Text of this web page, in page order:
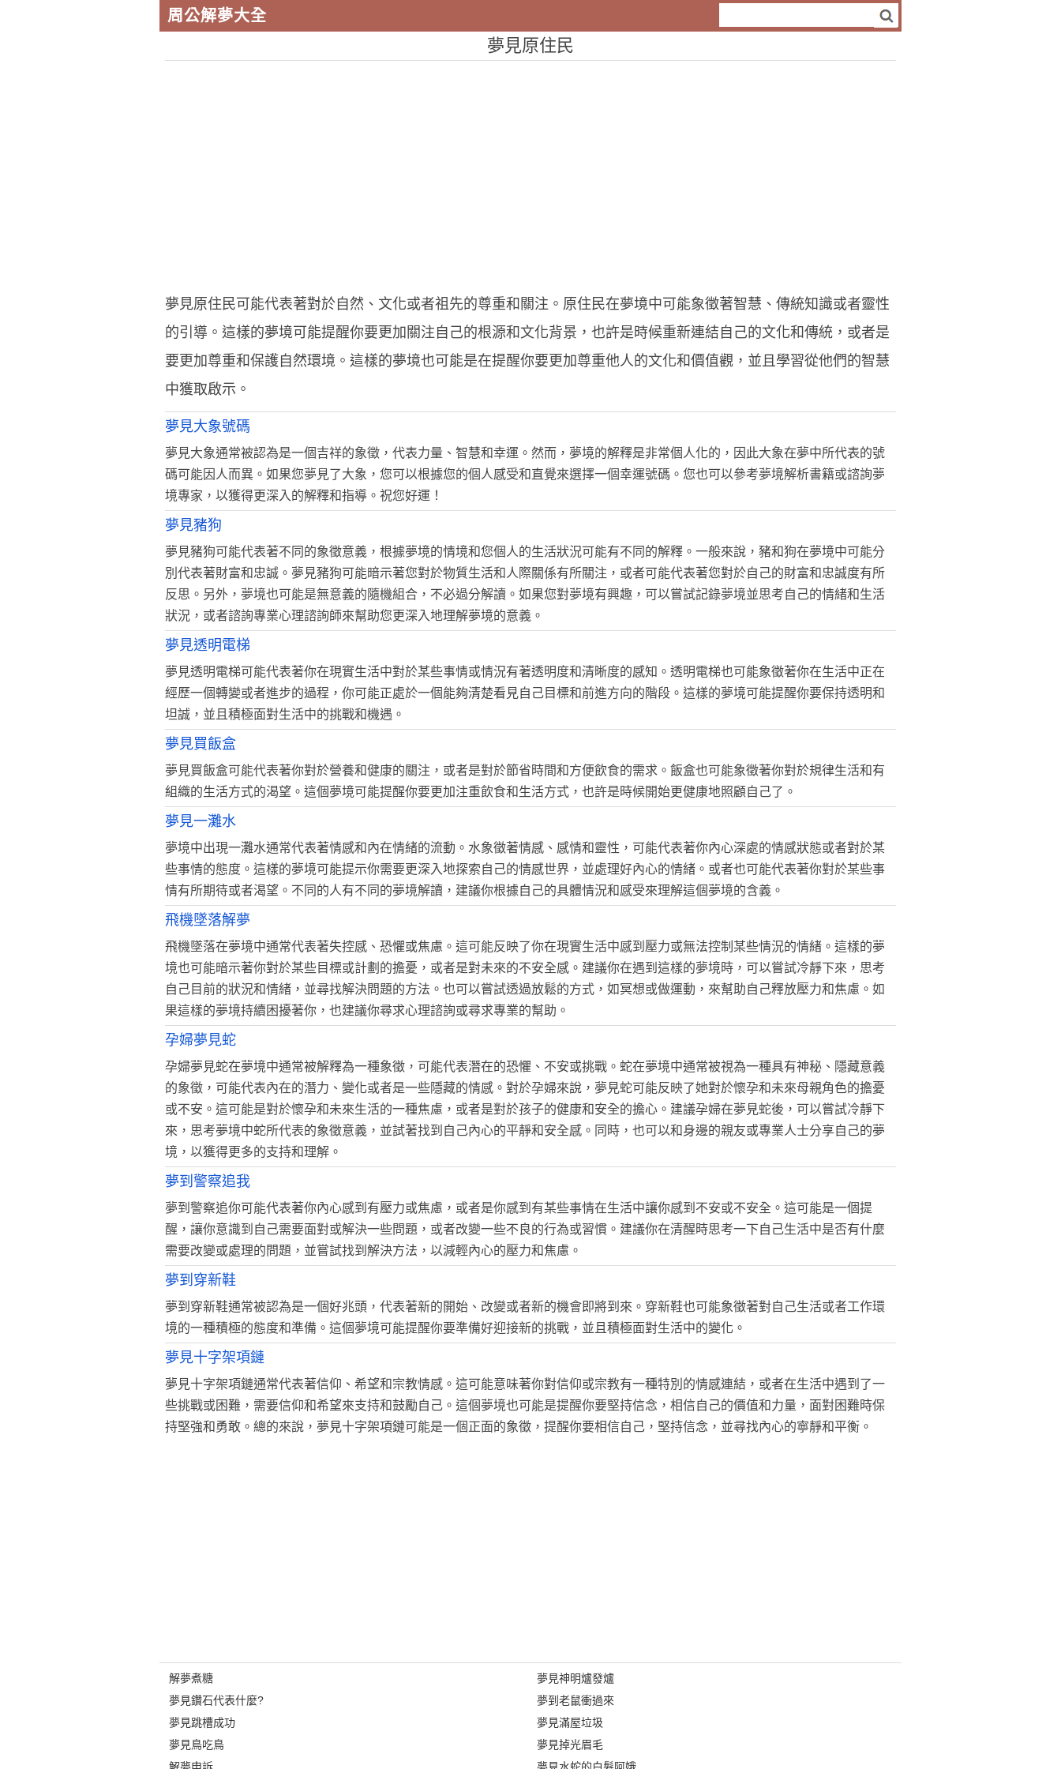
周公解夢大全
夢見原住民
夢見原住民可能代表著對於自然、文化或者祖先的尊重和關注。原住民在夢境中可能象徵著智慧、傳統知識或者靈性
的引導。這樣的夢境可能提醒你要更加關注自己的根源和文化背景，也許是時候重新連結自己的文化和傳統，或者是
要更加尊重和保護自然環境。這樣的夢境也可能是在提醒你要更加尊重他人的文化和價值觀，並且學習從他們的智慧
中獲取啟示。
夢見大象號碼
夢見大象通常被認為是一個吉祥的象徵，代表力量、智慧和幸運。然而，夢境的解釋是非常個人化的，因此大象在夢中所代表的號
碼可能因人而異。如果您夢見了大象，您可以根據您的個人感受和直覺來選擇一個幸運號碼。您也可以參考夢境解析書籍或諮詢夢
境專家，以獲得更深入的解釋和指導。祝您好運！
夢見豬狗
夢見豬狗可能代表著不同的象徵意義，根據夢境的情境和您個人的生活狀況可能有不同的解釋。一般來說，豬和狗在夢境中可能分
別代表著財富和忠誠。夢見豬狗可能暗示著您對於物質生活和人際關係有所關注，或者可能代表著您對於自己的財富和忠誠度有所
反思。另外，夢境也可能是無意義的隨機組合，不必過分解讀。如果您對夢境有興趣，可以嘗試記錄夢境並思考自己的情緒和生活
狀況，或者諮詢專業心理諮詢師來幫助您更深入地理解夢境的意義。
夢見透明電梯
夢見透明電梯可能代表著你在現實生活中對於某些事情或情況有著透明度和清晰度的感知。透明電梯也可能象徵著你在生活中正在
經歷一個轉變或者進步的過程，你可能正處於一個能夠清楚看見自己目標和前進方向的階段。這樣的夢境可能提醒你要保持透明和
坦誠，並且積極面對生活中的挑戰和機遇。
夢見買飯盒
夢見買飯盒可能代表著你對於營養和健康的關注，或者是對於節省時間和方便飲食的需求。飯盒也可能象徵著你對於規律生活和有
組織的生活方式的渴望。這個夢境可能提醒你要更加注重飲食和生活方式，也許是時候開始更健康地照顧自己了。
夢見一灘水
夢境中出現一灘水通常代表著情感和內在情緒的流動。水象徵著情感、感情和靈性，可能代表著你內心深處的情感狀態或者對於某
些事情的態度。這樣的夢境可能提示你需要更深入地探索自己的情感世界，並處理好內心的情緒。或者也可能代表著你對於某些事
情有所期待或者渴望。不同的人有不同的夢境解讀，建議你根據自己的具體情況和感受來理解這個夢境的含義。
飛機墜落解夢
飛機墜落在夢境中通常代表著失控感、恐懼或焦慮。這可能反映了你在現實生活中感到壓力或無法控制某些情況的情緒。這樣的夢
境也可能暗示著你對於某些目標或計劃的擔憂，或者是對未來的不安全感。建議你在遇到這樣的夢境時，可以嘗試冷靜下來，思考
自己目前的狀況和情緒，並尋找解決問題的方法。也可以嘗試透過放鬆的方式，如冥想或做運動，來幫助自己釋放壓力和焦慮。如
果這樣的夢境持續困擾著你，也建議你尋求心理諮詢或尋求專業的幫助。
孕婦夢見蛇
孕婦夢見蛇在夢境中通常被解釋為一種象徵，可能代表潛在的恐懼、不安或挑戰。蛇在夢境中通常被視為一種具有神秘、隱藏意義
的象徵，可能代表內在的潛力、變化或者是一些隱藏的情感。對於孕婦來說，夢見蛇可能反映了她對於懷孕和未來母親角色的擔憂
或不安。這可能是對於懷孕和未來生活的一種焦慮，或者是對於孩子的健康和安全的擔心。建議孕婦在夢見蛇後，可以嘗試冷靜下
來，思考夢境中蛇所代表的象徵意義，並試著找到自己內心的平靜和安全感。同時，也可以和身邊的親友或專業人士分享自己的夢
境，以獲得更多的支持和理解。
夢到警察追我
夢到警察追你可能代表著你內心感到有壓力或焦慮，或者是你感到有某些事情在生活中讓你感到不安或不安全。這可能是一個提
醒，讓你意識到自己需要面對或解決一些問題，或者改變一些不良的行為或習慣。建議你在清醒時思考一下自己生活中是否有什麼
需要改變或處理的問題，並嘗試找到解決方法，以減輕內心的壓力和焦慮。
夢到穿新鞋
夢到穿新鞋通常被認為是一個好兆頭，代表著新的開始、改變或者新的機會即將到來。穿新鞋也可能象徵著對自己生活或者工作環
境的一種積極的態度和準備。這個夢境可能提醒你要準備好迎接新的挑戰，並且積極面對生活中的變化。
夢見十字架項鏈
夢見十字架項鏈通常代表著信仰、希望和宗教情感。這可能意味著你對信仰或宗教有一種特別的情感連結，或者在生活中遇到了一
些挑戰或困難，需要信仰和希望來支持和鼓勵自己。這個夢境也可能是提醒你要堅持信念，相信自己的價值和力量，面對困難時保
持堅強和勇敢。總的來說，夢見十字架項鏈可能是一個正面的象徵，提醒你要相信自己，堅持信念，並尋找內心的寧靜和平衡。
解夢煮糖
夢見鑽石代表什麼?
夢見跳槽成功
夢見鳥吃鳥
夢見神明爐發爐
夢到老鼠衝過來
夢見滿屋垃圾
夢見掉光眉毛